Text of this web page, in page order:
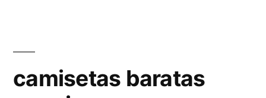
camisetas baratas